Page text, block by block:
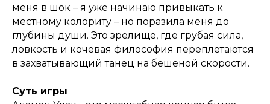
меня в шок – я уже начинаю привыкать к
местному колориту – но поразила меня до
глубины души. Это зрелище, где грубая сила,
ловкость и кочевая философия переплетаются
в захватывающий танец на бешеной скорости.
Суть игры